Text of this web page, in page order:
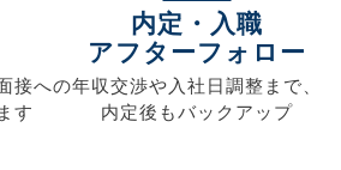
接への
す
内定・入職
アフターフォロー
年収交渉や入社日調整まで、
内定後もバックアップ